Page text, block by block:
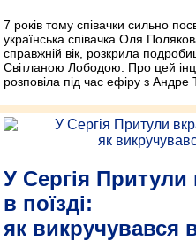
7 років тому співачки сильно
українська співачка Оля
справжній вік, розкрила
Світланою Лободою. Про цей
розповіла під час ефіру з
У Сергія Притули
в поїзді:
як викручувався